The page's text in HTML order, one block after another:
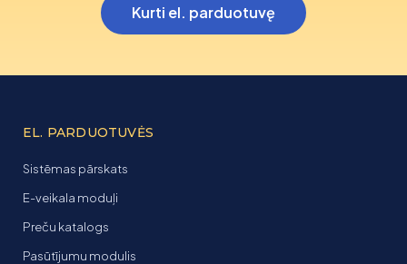
Kurti el. parduotuvę
EL. PARDUOTUVĖS
Sistēmas pārskats
E-veikala moduļi
Preču katalogs
Pasūtījumu modulis